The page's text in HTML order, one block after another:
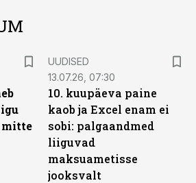
mitte
UUDISED
13.07.26, 07:30
10. kuupäeva paine
kaob ja Excel enam ei
sobi: palgaandmed
liiguvad
maksuametisse
jooksvalt